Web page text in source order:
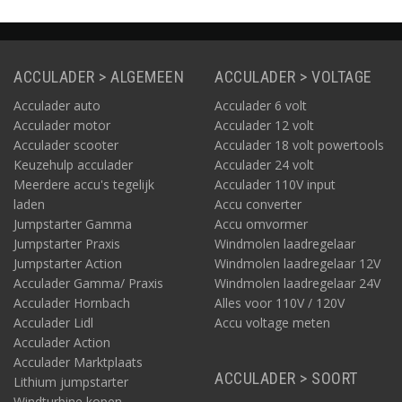
ACCULADER > ALGEMEEN
Acculader auto
Acculader motor
Acculader scooter
Keuzehulp acculader
Meerdere accu's tegelijk
laden
Jumpstarter Gamma
Jumpstarter Praxis
Jumpstarter Action
Acculader Gamma/ Praxis
Acculader Hornbach
Acculader Lidl
Acculader Action
Acculader Marktplaats
Lithium jumpstarter
ACCULADER > VOLTAGE
Acculader 6 volt
Acculader 12 volt
Acculader 18 volt powertools
Acculader 24 volt
Acculader 110V input
Accu converter
Accu omvormer
Windmolen laadregelaar
Windmolen laadregelaar 12V
Windmolen laadregelaar 24V
Alles voor 110V / 120V
Accu voltage meten
ACCULADER > SOORT